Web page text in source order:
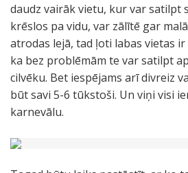
daudz vairāk vietu, kur var satilpt
krēslos pa vidu, var zālītē gar
atrodas lejā, tad ļoti labas vietas
ka bez problēmām te var satilpt
cilvēku. Bet iespējams arī divreiz
būt savi 5-6 tūkstoši. Un viņi visi
karnevālu.